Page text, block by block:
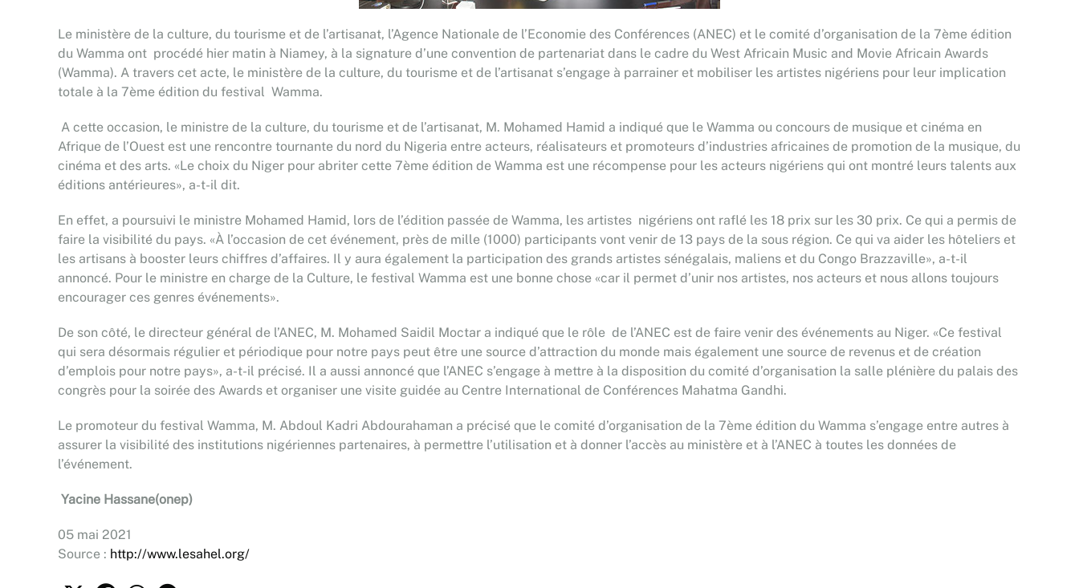
Le ministère de la culture, du tourisme et de l’artisanat, l’Agence Nationale de l’Economie des Conférences (ANEC) et le comité d’organisation de la 7ème édition
du Wamma ont procédé hier matin à Niamey, à la signature d’une convention de partenariat dans le cadre du West Africain Music and Movie Africain Awards
(Wamma). A travers cet acte, le ministère de la culture, du tourisme et de l’artisanat s’engage à parrainer et mobiliser les artistes nigériens pour leur implication
totale à la 7ème édition du festival Wamma.
A cette occasion, le ministre de la culture, du tourisme et de l’artisanat, M. Mohamed Hamid a indiqué que le Wamma ou concours de musique et cinéma en
Afrique de l’Ouest est une rencontre tournante du nord du Nigeria entre acteurs, réalisateurs et promoteurs d’industries africaines de promotion de la musique, du
cinéma et des arts. «Le choix du Niger pour abriter cette 7ème édition de Wamma est une récompense pour les acteurs nigériens qui ont montré leurs talents aux
éditions antérieures», a-t-il dit.
En effet, a poursuivi le ministre Mohamed Hamid, lors de l’édition passée de Wamma, les artistes nigériens ont raflé les 18 prix sur les 30 prix. Ce qui a permis de
faire la visibilité du pays. «À l’occasion de cet événement, près de mille (1000) participants vont venir de 13 pays de la sous région. Ce qui va aider les hôteliers et
les artisans à booster leurs chiffres d’affaires. Il y aura également la participation des grands artistes sénégalais, maliens et du Congo Brazzaville», a-t-il
annoncé. Pour le ministre en charge de la Culture, le festival Wamma est une bonne chose «car il permet d’unir nos artistes, nos acteurs et nous allons toujours
encourager ces genres événements».
De son côté, le directeur général de l’ANEC, M. Mohamed Saidil Moctar a indiqué que le rôle de l’ANEC est de faire venir des événements au Niger. «Ce festival
qui sera désormais régulier et périodique pour notre pays peut être une source d’attraction du monde mais également une source de revenus et de création
d’emplois pour notre pays», a-t-il précisé. Il a aussi annoncé que l’ANEC s’engage à mettre à la disposition du comité d’organisation la salle plénière du palais des
congrès pour la soirée des Awards et organiser une visite guidée au Centre International de Conférences Mahatma Gandhi.
Le promoteur du festival Wamma, M. Abdoul Kadri Abdourahaman a précisé que le comité d’organisation de la 7ème édition du Wamma s’engage entre autres à
assurer la visibilité des institutions nigériennes partenaires, à permettre l’utilisation et à donner l’accès au ministère et à l’ANEC à toutes les données de
l’événement.
Yacine Hassane(onep)
05 mai 2021
Source : http://www.lesahel.org/